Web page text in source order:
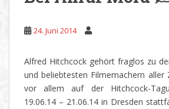
24. Juni 2014
Alfred Hitchcock gehört fraglos zu
und beliebtesten Filmemachern aller
vor allem auf der Hitchcock-
19.06.14 – 21.06.14 in Dresden